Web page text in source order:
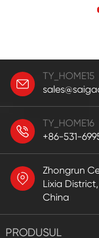
TY_HOME15
TY_HOME16
+86-531-
Zhongrun
Lixia
China
PRODUSUL